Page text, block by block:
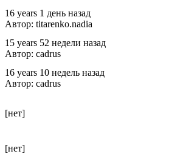
16 years 1 день назад
Автор: titarenko.nadia
15 years 52 недели назад
Автор: cadrus
16 years 10 недель назад
Автор: cadrus
[нет]
[нет]